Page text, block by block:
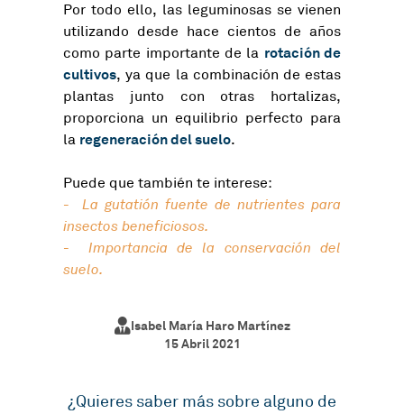
Por todo ello, las leguminosas se vienen
utilizando desde hace cientos de años
como parte importante de la rotación de
cultivos, ya que la combinación de estas
plantas junto con otras hortalizas,
proporciona un equilibrio perfecto para
la regeneración del suelo.
Puede que también te interese:
- La gutatión fuente de nutrientes para
insectos beneficiosos.
- Importancia de la conservación del
suelo.
Isabel María Haro Martínez
15 Abril 2021
¿Quieres saber más sobre alguno de